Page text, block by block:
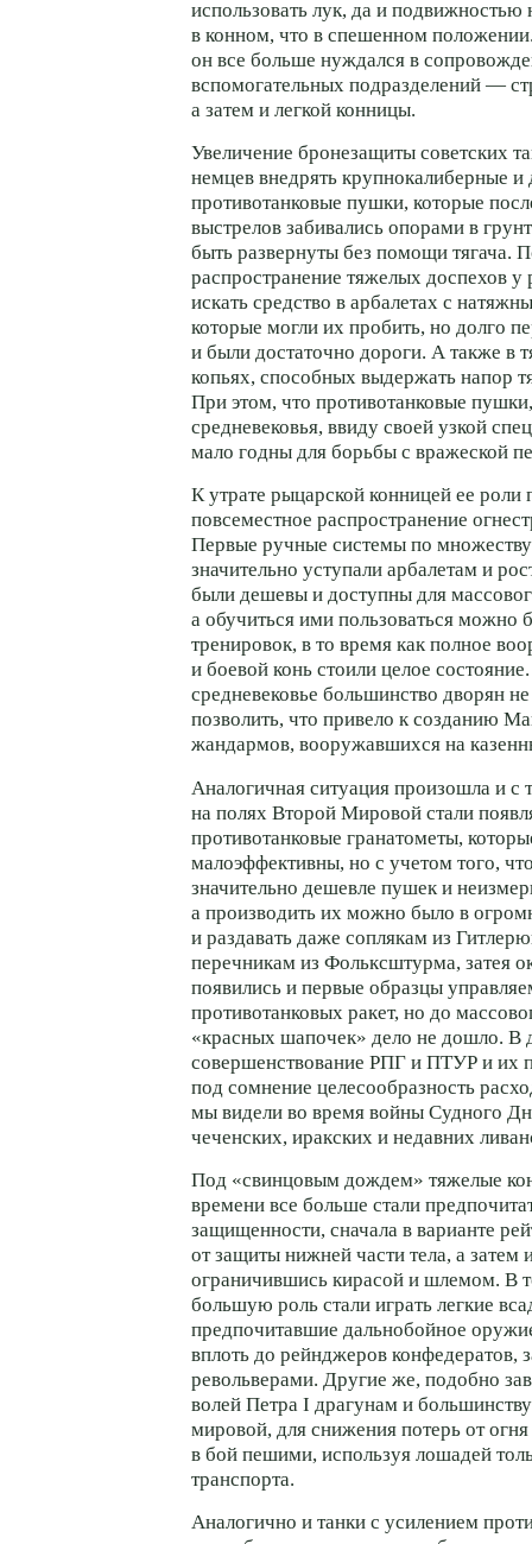
использовать лук, да и подвижностью
в конном, что в спешенном
он все больше нуждался в
вспомогательных подразделений —
а затем и легкой конницы.
Увеличение бронезащиты советских
немцев внедрять крупнокалиберные и
противотанковые пушки, которые
выстрелов забивались опорами в
быть развернуты без помощи тягача.
распространение тяжелых доспехов у
искать средство в арбалетах с
которые могли их пробить, но долго
и были достаточно дороги. А также в
копьях, способных выдержать напор
При этом, что противотанковые
средневековья, ввиду своей узкой
мало годны для борьбы с вражеской
К утрате рыцарской конницей ее роли
повсеместное распространение
Первые ручные системы по
значительно уступали арбалетам и
были дешевы и доступны для
а обучиться ими пользоваться можно
тренировок, в то время как полное
и боевой конь стоили целое
средневековье большинство дворян
позволить, что привело к созданию
жандармов, вооружавшихся на
Аналогичная ситуация произошла и с
на полях Второй Мировой стали
противотанковые гранатометы,
малоэффективны, но с учетом того,
значительно дешевле пушек и
а производить их можно было в
и раздавать даже соплякам из
перечникам из Фольксштурма, затея
появились и первые образцы
противотанковых ракет, но до
«красных шапочек» дело не дошло. В
совершенствование РПГ и ПТУР и их
под сомнение целесообразность
мы видели во время войны Судного
чеченских, иракских и недавних
Под «свинцовым дождем» тяжелые
времени все больше стали
защищенности, сначала в варианте
от защиты нижней части тела, а затем
ограничившись кирасой и шлемом. В
большую роль стали играть легкие
предпочитавшие дальнобойное
вплоть до рейнджеров конфедератов,
револьверами. Другие же, подобно
волей Петра I драгунам и
мировой, для снижения потерь от
в бой пешими, используя лошадей
транспорта.
Аналогично и танки с усилением